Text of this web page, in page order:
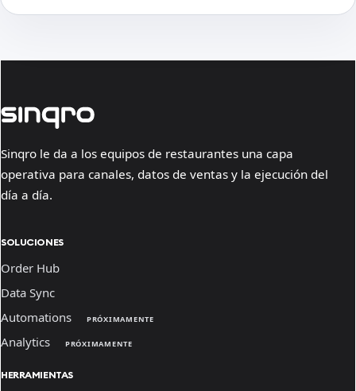
Sinqro le da a los equipos de restaurantes una capa
operativa para canales, datos de ventas y la ejecución del
día a día.
SOLUCIONES
Order Hub
Data Sync
Automations
PRÓXIMAMENTE
Analytics PRÓXIMAMENTE
HERRAMIENTAS